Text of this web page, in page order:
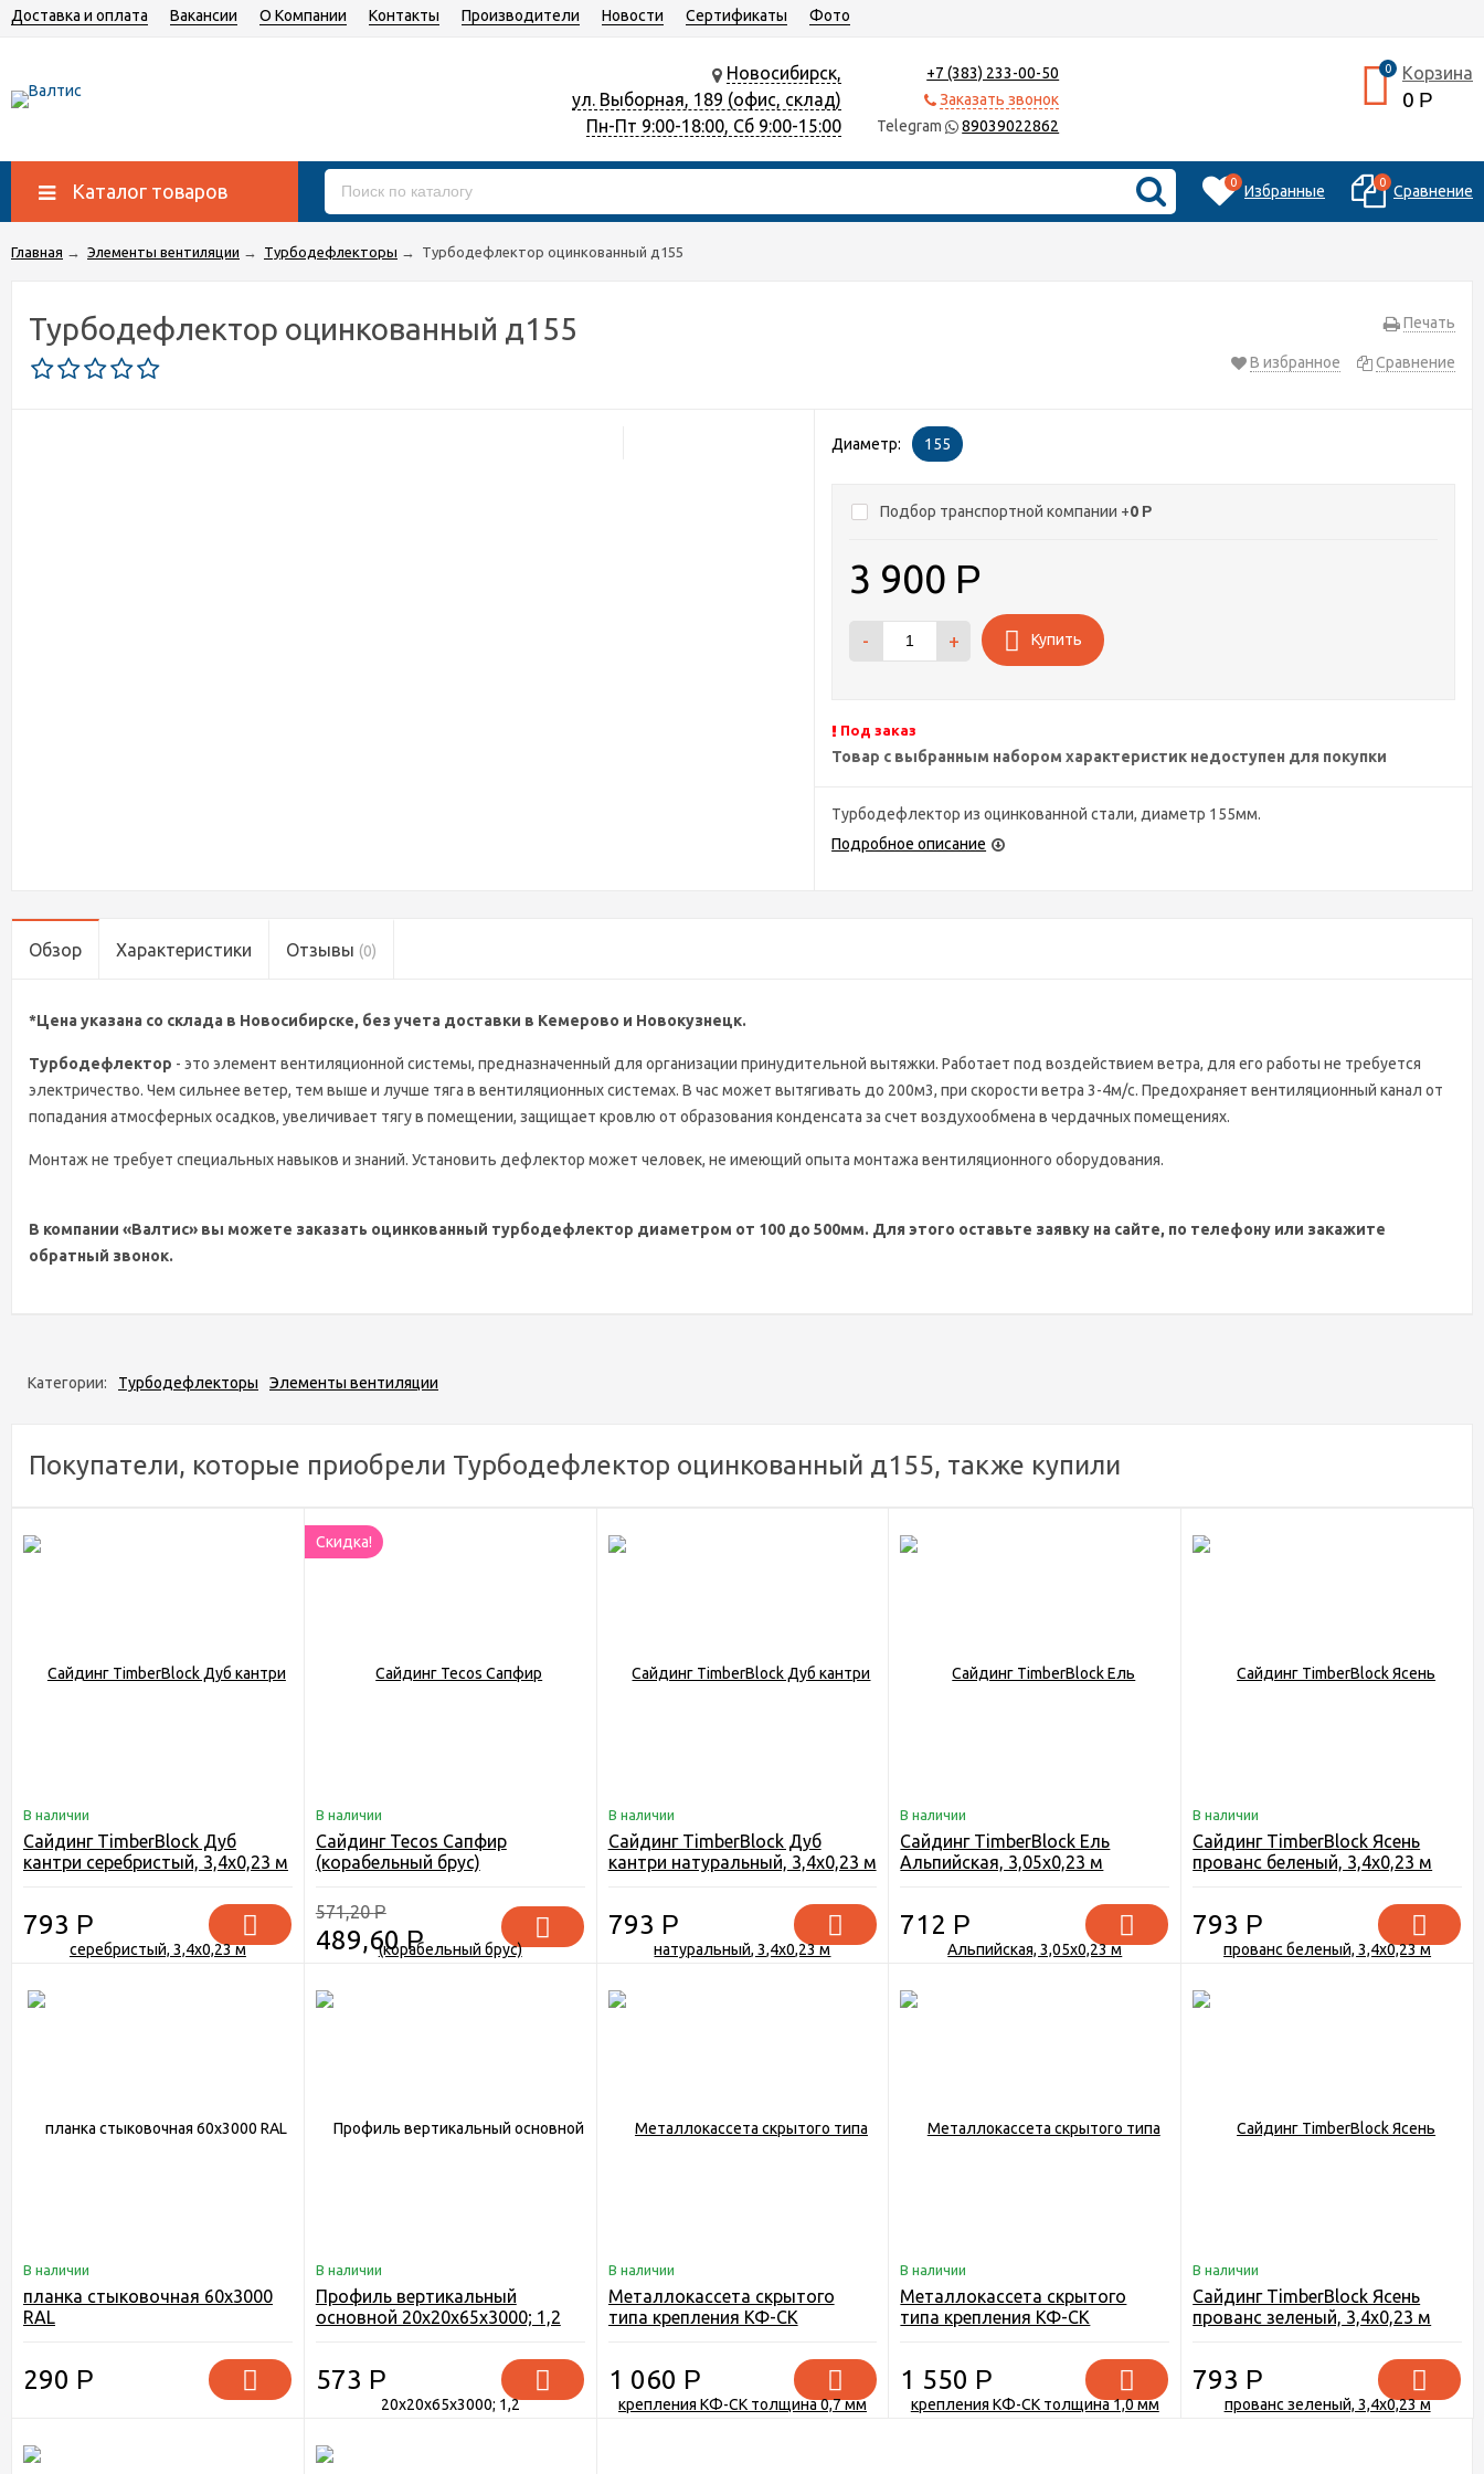
Доставка и оплата Вакансии О Компании Контакты Производители Новости Сертификаты Фото
Новосибирск,
ул. Выборная, 189 (офис, склад)
Пн-Пт 9:00-18:00, Сб 9:00-15:00
+7 (383) 233-00-50
Заказать звонок
Telegram
89039022862
0 Корзина
0 Р
Каталог товаров 0 Избранные 0 Сравнение
Главная → Элементы вентиляции → Турбодефлекторы → Турбодефлектор оцинкованный д155
Печать
Турбодефлектор оцинкованный д155
В избранное Сравнение
Диаметр: 155
Подбор транспортной компании +0 Р
3 900 Р
- + Купить
Под заказ
Товар с выбранным набором характеристик недоступен для покупки
Турбодефлектор из оцинкованной стали, диаметр 155мм.
Подробное описание
Обзор Характеристики Отзывы (0)
*Цена указана со склада в Новосибирске, без учета доставки в Кемерово и Новокузнецк.
Турбодефлектор - это элемент вентиляционной системы, предназначенный для организации принудительной вытяжки. Работает под воздействием ветра, для его работы не требуется
электричество. Чем сильнее ветер, тем выше и лучше тяга в вентиляционных системах. В час может вытягивать до 200м3, при скорости ветра 3-4м/c. Предохраняет вентиляционный канал от
попадания атмосферных осадков, увеличивает тягу в помещении, защищает кровлю от образования конденсата за счет воздухообмена в чердачных помещениях.
Монтаж не требует специальных навыков и знаний. Установить дефлектор может человек, не имеющий опыта монтажа вентиляционного оборудования.
В компании «Валтис» вы можете заказать оцинкованный турбодефлектор диаметром от 100 до 500мм. Для этого оставьте заявку на сайте, по телефону или закажите
обратный звонок.
Категории: Турбодефлекторы Элементы вентиляции
Покупатели, которые приобрели Турбодефлектор оцинкованный д155, также купили
В наличии
Сайдинг TimberBlock Дуб
кантри серебристый, 3,4х0,23 м
793 Р
Скидка!
В наличии
Сайдинг Tecos Сапфир
(корабельный брус)
571,20Р
489,60Р
В наличии
Сайдинг TimberBlock Дуб
кантри натуральный, 3,4х0,23 м
793 Р
В наличии
Сайдинг TimberBlock Ель
Альпийская, 3,05х0,23 м
712 Р
В наличии
Сайдинг TimberBlock Ясень
прованс беленый, 3,4х0,23 м
793 Р
В наличии
планка стыковочная 60х3000
RAL
290 Р
В наличии
Профиль вертикальный
основной 20х20х65х3000; 1,2
573 Р
В наличии
Металлокассета скрытого
типа крепления КФ-СК
1 060 Р
В наличии
Металлокассета скрытого
типа крепления КФ-СК
1 550 Р
В наличии
Сайдинг TimberBlock Ясень
прованс зеленый, 3,4х0,23 м
793 Р